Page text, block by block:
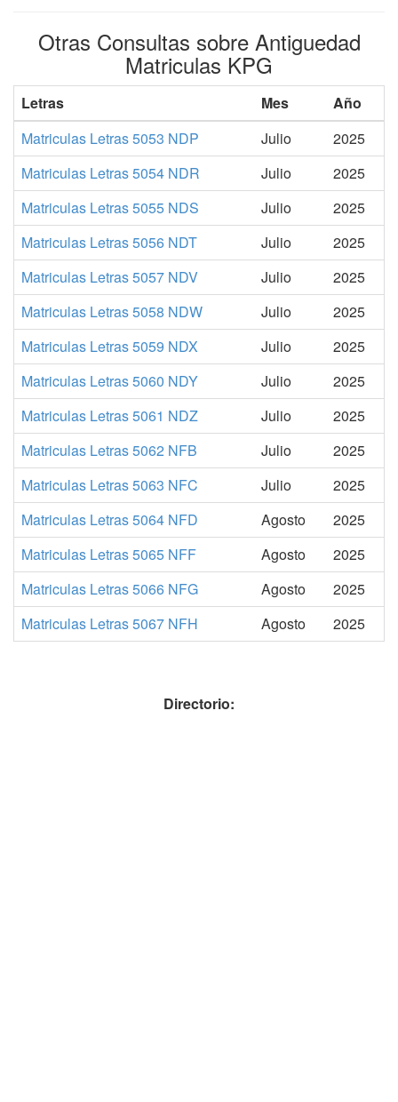
Otras Consultas sobre Antiguedad
Matriculas KPG
Letras Mes
Año
Matriculas Letras 5053 NDP
Julio
2025
Matriculas Letras 5054 NDR
Julio
2025
Matriculas Letras 5055 NDS
Julio
2025
Matriculas Letras 5056 NDT
Julio
2025
Matriculas Letras 5057 NDV
Julio
2025
Matriculas Letras 5058 NDW
Julio
2025
Matriculas Letras 5059 NDX
Julio
2025
Matriculas Letras 5060 NDY
Julio
2025
Matriculas Letras 5061 NDZ
Julio
2025
Matriculas Letras 5062 NFB
Julio
2025
Matriculas Letras 5063 NFC
Julio
2025
Matriculas Letras 5064 NFD
Agosto
2025
Matriculas Letras 5065 NFF
Agosto
2025
Matriculas Letras 5066 NFG
Agosto
2025
Matriculas Letras 5067 NFH
Agosto 2025
Directorio: